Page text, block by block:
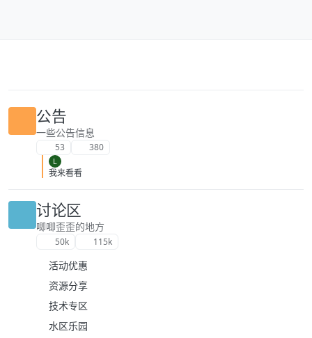
公告
一些公告信息
53 380
L
我来看看
讨论区
唧唧歪歪的地方
50k 115k
活动优惠
资源分享
技术专区
水区乐园